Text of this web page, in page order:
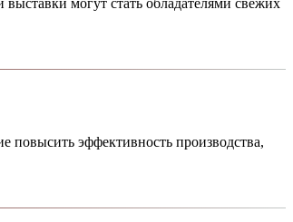
могут стать обладателями свежих
эффективность производства,